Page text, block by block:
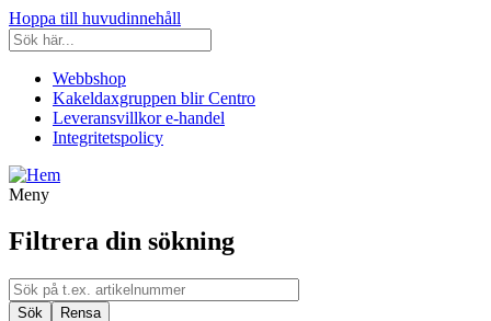
Hoppa till huvudinnehåll
Webbshop
Kakeldaxgruppen blir Centro
Leveransvillkor e-handel
Integritetspolicy
Meny
Filtrera din sökning